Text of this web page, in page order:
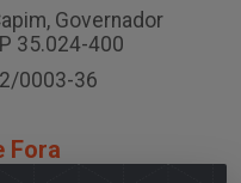
Governador
35.024-400
0003-36
Fora